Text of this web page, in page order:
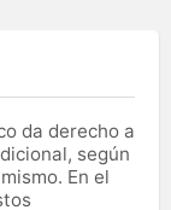
da derecho a
según
En el